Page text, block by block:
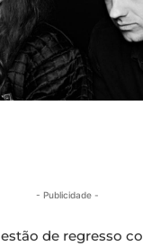
- Publicidade -
estão de regresso